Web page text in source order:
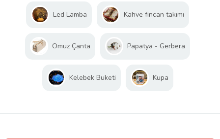
Led Lamba Kahve fincan takımı
Omuz Çanta Papatya - Gerbera
Kelebek Buketi Kupa